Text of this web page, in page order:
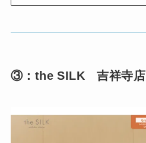
③：the SILK 吉祥寺店